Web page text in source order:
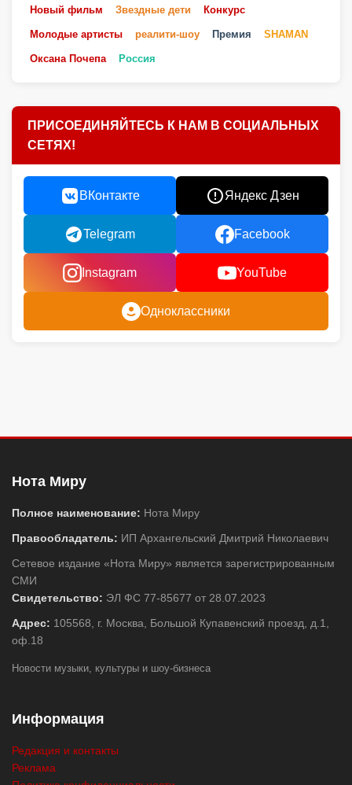
Новый фильм Звездные дети Конкурс
Молодые артисты реалити-шоу Премия SHAMAN
Оксана Почепа Россия
ПРИСОЕДИНЯЙТЕСЬ К НАМ В СОЦИАЛЬНЫХ
СЕТЯХ!
ВКонтакте Яндекс Дзен
Telegram Facebook
Instagram YouTube
Одноклассники
Нота Миру
Полное наименование: Нота Миру
Правообладатель: ИП Архангельский Дмитрий Николаевич
Сетевое издание «Нота Миру» является зарегистрированным
СМИ
Свидетельство: ЭЛ ФС 77-85677 от 28.07.2023
Адрес: 105568, г. Москва, Большой Купавенский проезд, д.1,
оф.18
Новости музыки, культуры и шоу-бизнеса
Информация
Редакция и контакты
Реклама